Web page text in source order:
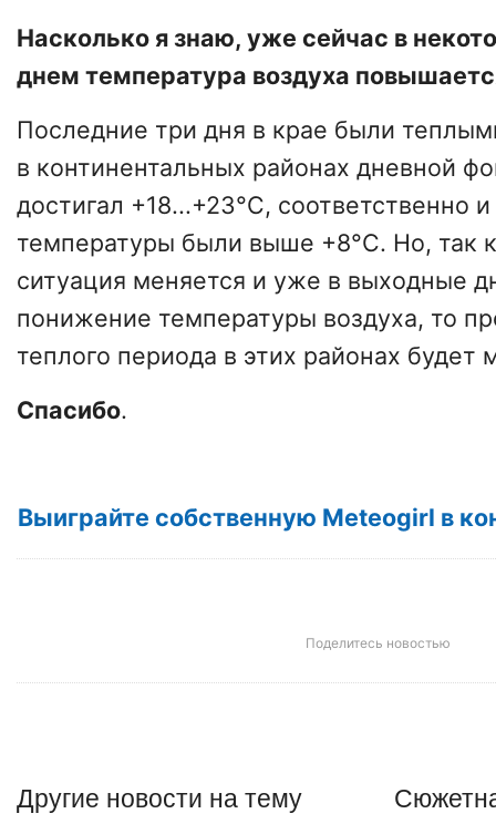
Насколько я знаю, уже сейчас в
днем температура воздуха
Последние три дня в крае были
в континентальных районах дневной
достигал +18...+23°C, соответственно
температуры были выше +8°C. Но, так
ситуация меняется и уже в выходные
понижение температуры воздуха, то
теплого периода в этих районах будет
Спасибо.
Выиграйте собственную Meteogirl в
Поделитесь новостью
Другие новости на тему